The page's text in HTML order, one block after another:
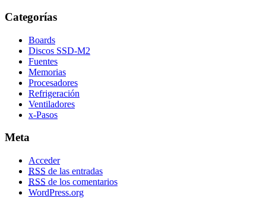
Categorías
Boards
Discos SSD-M2
Fuentes
Memorias
Procesadores
Refrigeración
Ventiladores
x-Pasos
Meta
Acceder
RSS de las entradas
RSS de los comentarios
WordPress.org